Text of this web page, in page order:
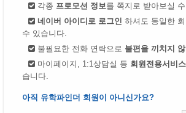
각종 프로모션 정보 를 쪽지로 받아보실
네이버 아이디로 로그인 하셔도 동일한
수 있습니다.
불필요한 전화 연락으로 불편을 끼치지
마이페이지, 1:1상담실 등 회원전용서비스
습니다.
아직 유학파인더 회원이 아니신가요?